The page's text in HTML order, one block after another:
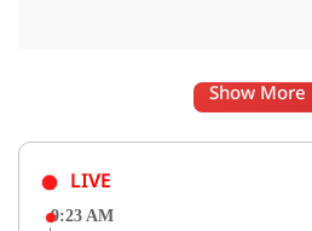
Show More
LIVE
9:23 AM